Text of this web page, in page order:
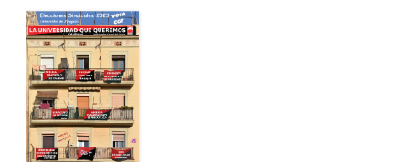
Junta
de
Personal
y
del
Comité
de
Empresa
del
PTGAS
2024-
2027